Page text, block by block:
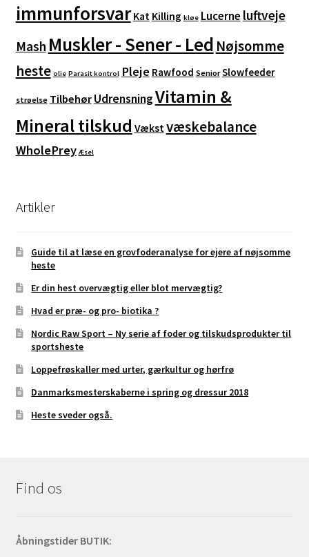
immunforsvar Kat Killing kløe Lucerne luftveje
Mash Muskler - Sener - Led Nøjsomme
heste olie Parasit kontrol Pleje Rawfood Senior Slowfeeder
strøelse Tilbehør UdrensningVitamin &
Mineral tilskud Vækstvæskebalance
WholePrey Æsel
Artikler
Guide til at læse en grovfoderanalyse for ejere af nøjsomme
heste
Er din hest overvægtig eller blot mervægtig?
Hvad er præ- og pro- biotika ?
Nordic Raw Sport – Ny serie af foder og tilskudsprodukter til
sportsheste
Loppefrøskaller med urter, gærkultur og hørfrø
Danmarksmesterskaberne i spring og dressur 2018
Heste sveder også.
Find os
Åbningstider BUTIK: